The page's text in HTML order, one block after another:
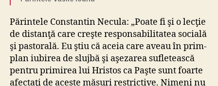
Părintele Constantin Necula: „Poate fi şi o lecţie
de distanţă care creşte responsabilitatea socială
şi pastorală. Eu ştiu că aceia care aveau în prim-
plan iubirea de slujbă şi aşezarea sufletească
pentru primirea lui Hristos ca Paşte sunt foarte
afectaţi de aceste măsuri restrictive. Nimeni nu